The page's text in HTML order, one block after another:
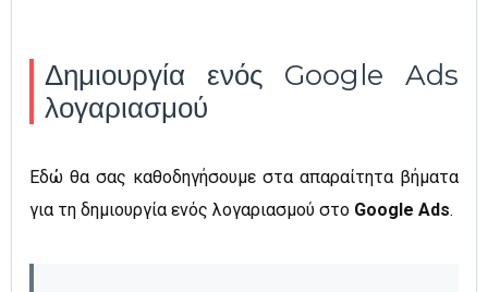
Δημιουργία ενός Google Ads
λογαριασμού
Εδώ θα σας καθοδηγήσουμε στα απαραίτητα βήματα
για τη δημιουργία ενός λογαριασμού στο Google Ads.